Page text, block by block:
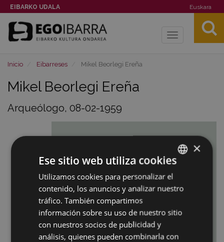
EIBARKO UDALA Euskara
Toggle
Inicio Eibarreses Mikel Beorlegi Ereña
Mikel Beorlegi Ereña
Arqueólogo, 08-02-1959
BASQUE
SPANISH
×
Ese sitio web utiliza cookies
Utilizamos cookies para personalizar el
contenido, los anuncios y analizar nuestro
tráfico. También compartimos
información sobre su uso de nuestro sitio
con nuestros socios de publicidad y
análisis, quienes pueden combinarla con